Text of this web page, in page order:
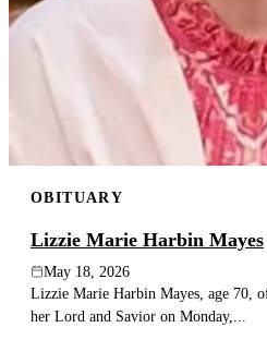
OBITUARY
Lizzie Marie Harbin Mayes
May 18, 2026
Lizzie Marie Harbin Mayes, age 70,
her Lord and Savior on Monday,...